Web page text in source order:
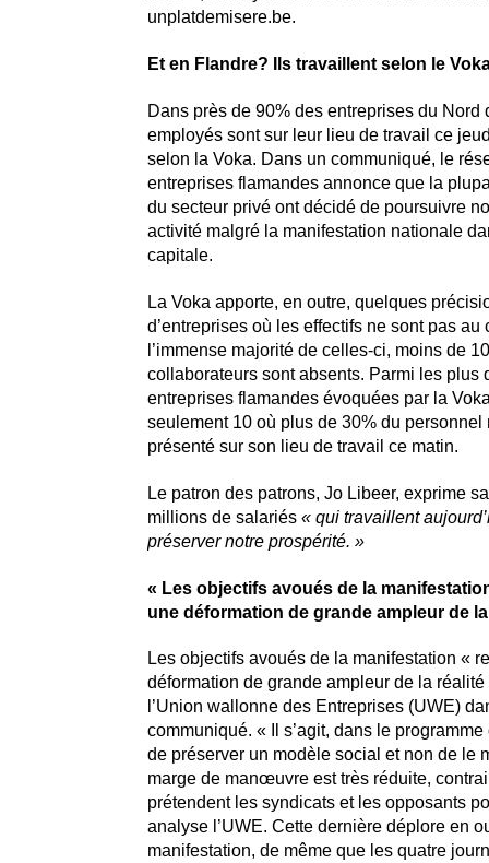
unplatdemisere.be.
Et en Flandre? Ils travaillent selon le
Dans près de 90% des entreprises du Nord
employés sont sur leur lieu de travail ce
selon la Voka. Dans un communiqué, le
entreprises flamandes annonce que la
du secteur privé ont décidé de poursuivre
activité malgré la manifestation nationale
capitale.
La Voka apporte, en outre, quelques
d’entreprises où les effectifs ne sont pas au
l’immense majorité de celles-ci, moins de
collaborateurs sont absents. Parmi les plus
entreprises flamandes évoquées par la
seulement 10 où plus de 30% du personnel
présenté sur son lieu de travail ce matin.
Le patron des patrons, Jo Libeer, exprime
millions de salariés « qui travaillent
préserver notre prospérité. »
« Les objectifs avoués de la
une déformation de grande ampleur de
Les objectifs avoués de la manifestation «
déformation de grande ampleur de la
l’Union wallonne des Entreprises (UWE)
communiqué. « Il s’agit, dans le
de préserver un modèle social et non de le
marge de manœuvre est très réduite,
prétendent les syndicats et les opposants
analyse l’UWE. Cette dernière déplore en
manifestation, de même que les quatre